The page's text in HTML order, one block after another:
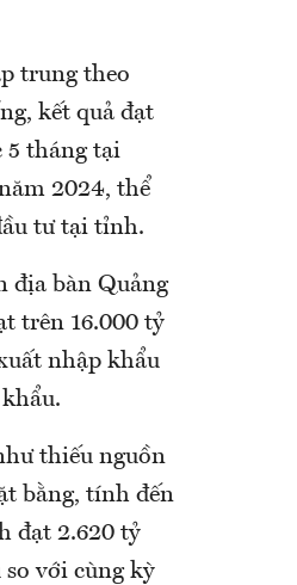
trung theo
kết quả đạt
5 tháng tại
2024, thể
tư tại tỉnh.
địa bàn Quảng
trên 16.000 tỷ
nhập khẩu
thiếu nguồn
bằng, tính đến
đạt 2.620 tỷ
với cùng kỳ